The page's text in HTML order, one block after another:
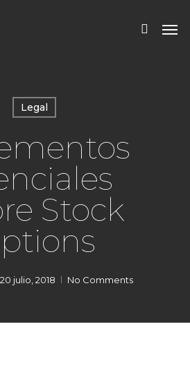
search
Legal
Stock
20 julio, 2018 No Comments